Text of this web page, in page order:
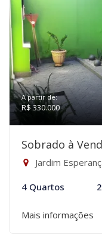
A partir de:
R$ 330.000
Sobrado à
Jardim
4 Quartos
Mais informações